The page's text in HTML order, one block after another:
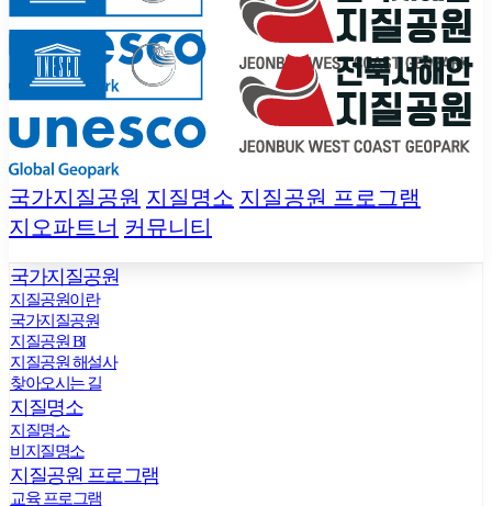
국가지질공원 지질명소 지질공원 프로그램
지오파트너 커뮤니티
국가지질공원
지질공원이란
국가지질공원
지질공원 BI
지질공원 해설사
찾아오시는 길
지질명소
지질명소
비지질명소
지질공원 프로그램
교육 프로그램